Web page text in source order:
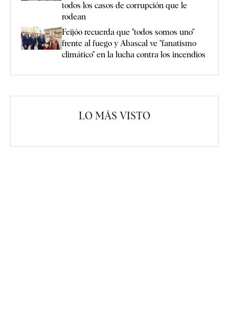
todos los casos de corrupción que le
rodean
Feijóo recuerda que "todos somos uno"
frente al fuego y Abascal ve "fanatismo
climático" en la lucha contra los incendios
LO MÁS VISTO